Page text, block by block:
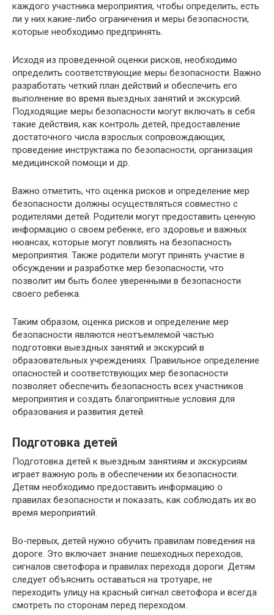
каждого участника мероприятия, чтобы определить, есть
ли у них какие-либо ограничения и меры безопасности,
которые необходимо предпринять.
Исходя из проведенной оценки рисков, необходимо
определить соответствующие меры безопасности. Важно
разработать четкий план действий и обеспечить его
выполнение во время выездных занятий и экскурсий.
Подходящие меры безопасности могут включать в себя
такие действия, как контроль детей, предоставление
достаточного числа взрослых сопровождающих,
проведение инструктажа по безопасности, организация
медицинской помощи и др.
Важно отметить, что оценка рисков и определение мер
безопасности должны осуществляться совместно с
родителями детей. Родители могут предоставить ценную
информацию о своем ребенке, его здоровье и важных
нюансах, которые могут повлиять на безопасность
мероприятия. Также родители могут принять участие в
обсуждении и разработке мер безопасности, что
позволит им быть более уверенными в безопасности
своего ребенка.
Таким образом, оценка рисков и определение мер
безопасности являются неотъемлемой частью
подготовки выездных занятий и экскурсий в
образовательных учреждениях. Правильное определение
опасностей и соответствующих мер безопасности
позволяет обеспечить безопасность всех участников
мероприятия и создать благоприятные условия для
образования и развития детей.
Подготовка детей
Подготовка детей к выездным занятиям и экскурсиям
играет важную роль в обеспечении их безопасности.
Детям необходимо предоставить информацию о
правилах безопасности и показать, как соблюдать их во
время мероприятий.
Во-первых, детей нужно обучить правилам поведения на
дороге. Это включает знание пешеходных переходов,
сигналов светофора и правилах перехода дороги. Детям
следует объяснить оставаться на тротуаре, не
переходить улицу на красный сигнал светофора и всегда
смотреть по сторонам перед переходом.